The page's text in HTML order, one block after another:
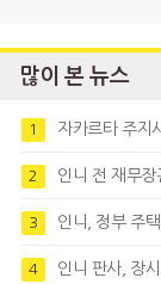
많이 본 뉴스
1 자카르타 주지
2 인니 전 재무장
3 인니, 정부 주
4 인니 판사, 장시